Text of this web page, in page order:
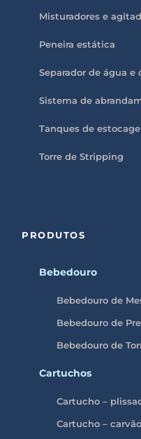
Misturadores e
Peneira estática
Separador de água e
Sistema de
Tanques de
Torre de Stripping
PRODUTOS
Bebedouro
Bebedouro de
Bebedouro de
Bebedouro de
Cartuchos
Cartucho –
Cartucho –